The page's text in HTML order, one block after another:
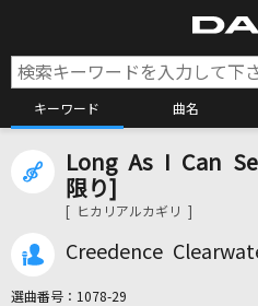
キーワード 曲名
カラオ
カラオケ
Long As I Can
限り]
[ ヒカリアルカギリ ]
Creedence
選曲番号： 1078-29